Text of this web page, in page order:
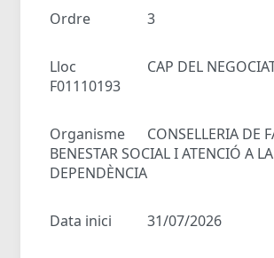
Ordre 3
Lloc
CAP DEL
F01110193
Organisme
CONSELLERIA DE
BENESTAR SOCIAL I ATENCIÓ A LA
DEPENDÈNCIA
Data inici 31/07/2026